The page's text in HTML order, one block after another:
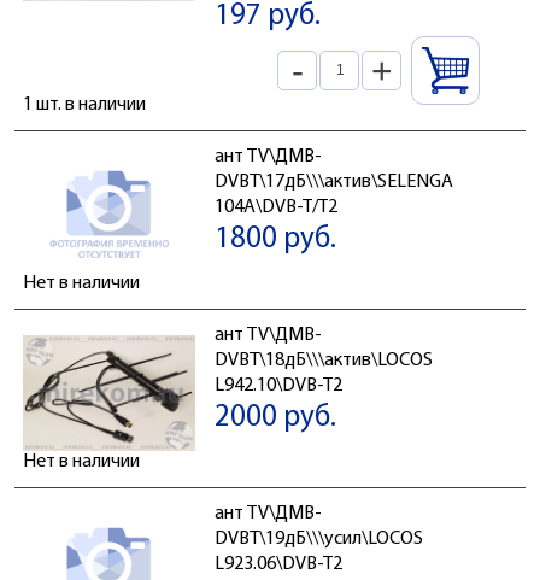
197 руб.
- +
1 шт. в наличии
ант TV\ДМВ-
DVBT\17дБ\\\актив\SELENGA
104A\DVB-T/T2
1800 руб.
Нет в наличии
ант TV\ДМВ-
DVBT\18дБ\\\актив\LOCOS
L942.10\DVB-T2
2000 руб.
Нет в наличии
ант TV\ДМВ-
DVBT\19дБ\\\усил\LOCOS
L923.06\DVB-T2